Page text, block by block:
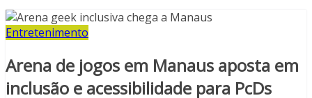
Entretenimento
Arena de jogos em Manaus aposta em
inclusão e acessibilidade para PcDs